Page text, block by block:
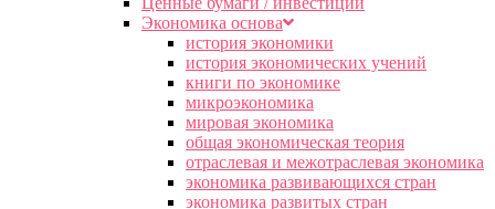
Экономика основа
история экономики
история экономических учений
книги по экономике
микроэкономика
мировая экономика
общая экономическая теория
отраслевая и межотраслевая экономика
экономика развивающихся стран
экономика развитых стран